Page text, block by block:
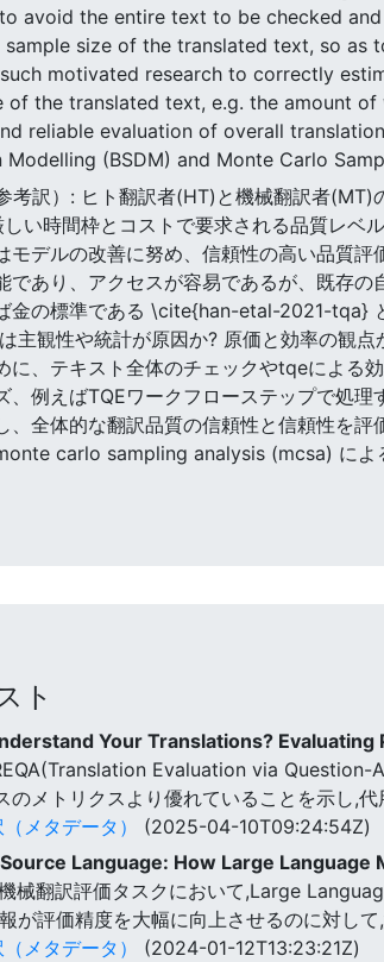
avoid the entire text to be checked
size of the translated text, so as
motivated research to correctly
of the translated text, e.g. the amount
reliable evaluation of overall
(BSDM) and Monte Carlo
考訳）: ヒト翻訳者(HT)と機械翻訳者(MT)
い時間枠とコストで要求される品質レベ
モデルの改善に努め、信頼性の高い品質
であり、アクセスが容易であるが、既存
金の標準である \cite{han-etal-2021-tqa}
主観性や統計が原因か? 原価と効率の観
に、テキスト全体のチェックやtqeによる
、例えばTQEワークフローステップで処
、全体的な翻訳品質の信頼性と信頼性を
carlo sampling analysis (mcsa) によ
ト
Your Translations?
Evaluation via Question-
のメトリクスより優れていることを示し,代
メタデータ）
(2025-04-10T09:24:54Z)
Language: How Large
械翻訳評価タスクにおいて,Large
が評価精度を大幅に向上させるのに対し
メタデータ）
(2024-01-12T13:23:21Z)